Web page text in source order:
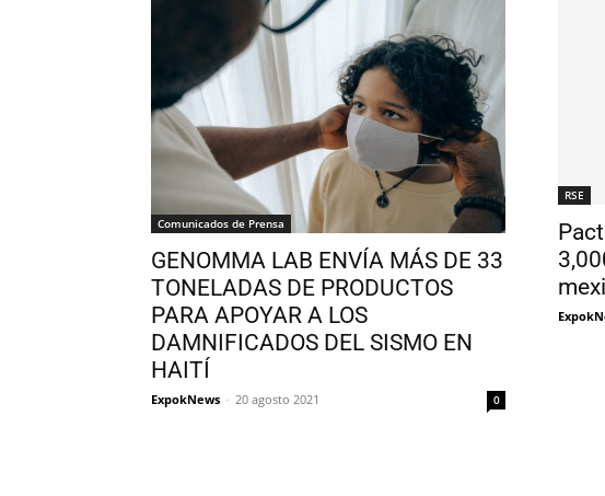
Comunicados de Prensa
GENOMMA LAB ENVÍA MÁS DE 33
TONELADAS DE PRODUCTOS
PARA APOYAR A LOS
DAMNIFICADOS DEL SISMO EN
HAITÍ
ExpokNews - 20 agosto 2021 0
RSE